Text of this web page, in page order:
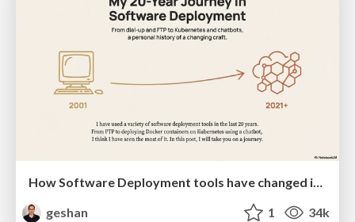
How Software Deployment tools have changed in the past 20 years
geshan
1 34k